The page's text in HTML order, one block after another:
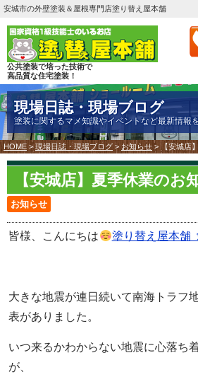
安城市の外壁塗装＆屋根専門店塗り替え屋本舗
公共塗装で培った技術で
高品質な住宅塗装！
現場日誌・現場ブログ
塗装に関するマメ知識やイベントなど最新情報
HOME >現場日誌・現場ブログ > お知らせ > 【安城店
【安城店】夏季休業のお
お知らせ
皆様、こんにちは 塗り替え屋本舗
大きな地震が連日続いて南海トラフ
表がありました。
いつ来るかわからない地震に心落ち
が、